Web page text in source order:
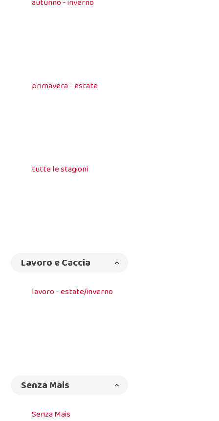
primavera - estate
tutte le stagioni
Lavoro e Caccia
lavoro - estate/inverno
Senza Mais
Senza Mais